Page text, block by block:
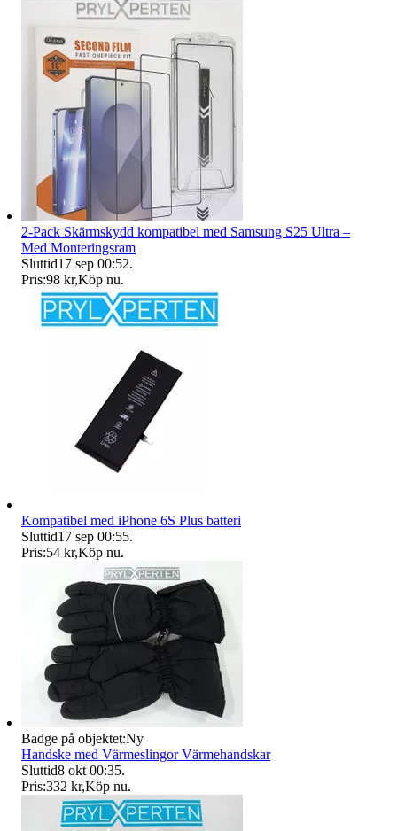
2-Pack Skärmskydd kompatibel med Samsung S25 Ultra –
Med Monteringsram
Sluttid17 sep 00:52.
Pris:98 kr,Köp nu.
Kompatibel med iPhone 6S Plus batteri
Sluttid17 sep 00:55.
Pris:54 kr,Köp nu.
Badge på objektet:Ny
Handske med Värmeslingor Värmehandskar
Sluttid8 okt 00:35.
Pris:332 kr,Köp nu.